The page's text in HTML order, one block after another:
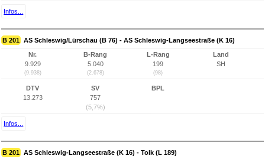
Infos...
B 201 AS Schleswig/Lürschau (B 76) - AS Schleswig-Langseestraße (K 16)
Nr.
9.929
(9.938)
B-Rang
5.040
(2.678)
L-Rang
199
(98)
Land
SH
DTV
13.273
SV
757
(5,7%)
BPL
Infos...
B 201 AS Schleswig-Langseestraße (K 16) - Tolk (L 189)